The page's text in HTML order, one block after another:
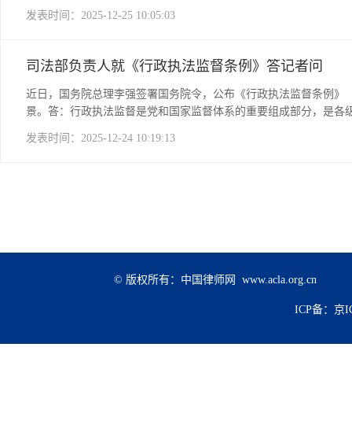
权保护中心和快速维权中心作用，完善技术调查官参与仲裁程序
推进涉外知识产权仲裁建设。支持开展知识产权仲裁国际交流合
等。五是加强知识产权仲裁工作保障。提出建立知识产权管理部
例发布机制等。【责任编辑：尚鑫】
发表时间：2025-12-25 10:05:03
司法部负责人就《行政执法监督条例》答记者问
近日，国务院总理李强签署国务院令，公布《行政执法监督条例
景。答：行政执法监督是党和国家监督体系的重要组成部分，是
执法监督工作需要进一步完善机制、规范程序、强化责任，亟需
行重点监督，对通过涉企行政执法诉求沟通机制、政务服务便民
规范处理程序，规定对监督中发现的问题，根据不同情形制发督
确各级人民政府应当将行政执法监督结果作为法治政府建设成效
发表时间：2025-12-24 10:19:13
© 版权所有：中国律师网 www.acla.org.cn
ICP备：京